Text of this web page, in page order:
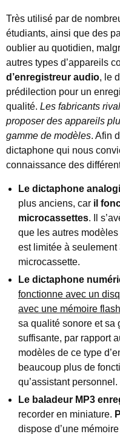
Très utilisé par de
étudiants, ainsi que des
oublier au quotidien,
autres types d’appareils
d’enregistreur audio, le
prédilection pour un
qualité. Les fabricants
proposer des appareils
gamme de modèles. Afin
dictaphone qui nous
connaissance des
Le dictaphone
plus anciens, car il
microcassettes. Il
que les autres
est limitée à seulement
microcassette.
Le dictaphone
fonctionne avec un
avec une mémoire
sa qualité sonore et sa
suffisante, par rapport
modèles de ce type
beaucoup plus de
qu’assistant personnel.
Le baladeur MP3
recorder en miniature.
dispose d’une